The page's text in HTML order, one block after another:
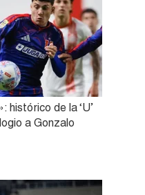
histórico de la ‘U’
a Gonzalo